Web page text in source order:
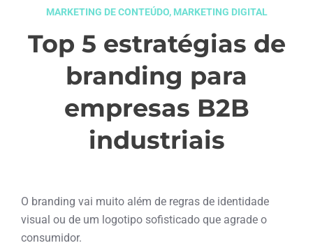
MARKETING DE CONTEÚDO, MARKETING DIGITAL
Top 5 estratégias de
branding para
empresas B2B
industriais
O branding vai muito além de regras de identidade
visual ou de um logotipo sofisticado que agrade o
consumidor.